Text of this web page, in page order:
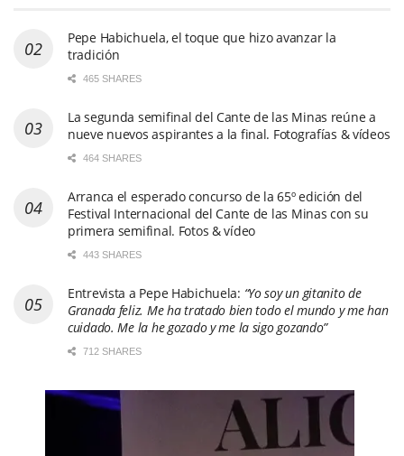
Pepe Habichuela, el toque que hizo avanzar la
tradición
465 SHARES
La segunda semifinal del Cante de las Minas reúne a
nueve nuevos aspirantes a la final. Fotografías & vídeos
464 SHARES
Arranca el esperado concurso de la 65º edición del
Festival Internacional del Cante de las Minas con su
primera semifinal. Fotos & vídeo
443 SHARES
Entrevista a Pepe Habichuela: “Yo soy un gitanito de
Granada feliz. Me ha tratado bien todo el mundo y me han
cuidado. Me la he gozado y me la sigo gozando”
712 SHARES